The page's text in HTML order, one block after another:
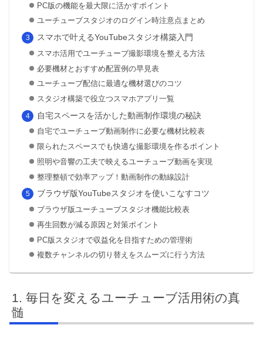
PC版の機能を最大限に活かすポイント
ユーチューブスタジオのログイン時注意点まとめ
スマホで叶えるYouTubeスタジオ構築入門
スマホ活用でユーチューブ撮影環境を整える方法
必要機材とおすすめ配置例の早見表
ユーチューブ配信に最適な機材選びのコツ
スタジオ構築で役立つスマホアプリ一覧
自宅スペースを活かした動画制作環境の秘訣
自宅でユーチューブ動画制作に必要な機材比較表
限られたスペースでも快適な撮影環境を作るポイント
照明や音響の工夫で映えるユーチューブ動画を実現
整理整頓で効率アップ！動画制作の動線設計
ブラウザ版YouTubeスタジオを使いこなすコツ
ブラウザ版ユーチューブスタジオ機能比較表
再生回数が減る原因と対策ポイント
PC版スタジオで収益化を目指すための管理術
複数チャンネルの切り替えをスムーズに行う方法
毎日を変えるユーチューブ活用術の真
髄